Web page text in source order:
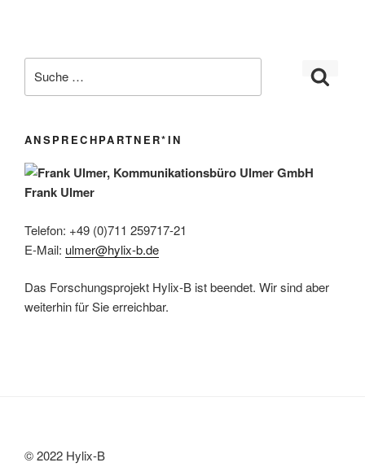
ANSPRECHPARTNER*IN
Frank Ulmer
Telefon: +49 (0)711 259717-21
E-Mail: ulmer@hylix-b.de
Das Forschungsprojekt Hylix-B ist beendet. Wir sind aber
weiterhin für Sie erreichbar.
© 2022 Hylix-B